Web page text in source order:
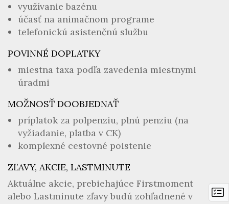
využívanie bazénu
účasť na animačnom programe
telefonickú asistenčnú službu
POVINNÉ DOPLATKY
miestna taxa podľa zavedenia miestnymi
úradmi
MOŽNOSŤ DOOBJEDNAŤ
príplatok za polpenziu, plnú penziu (na
vyžiadanie, platba v CK)
komplexné cestovné poistenie
ZĽAVY, AKCIE, LASTMINUTE
Aktuálne akcie, prebiehajúce Firstmoment
alebo Lastminute zľavy budú zohľadnené v